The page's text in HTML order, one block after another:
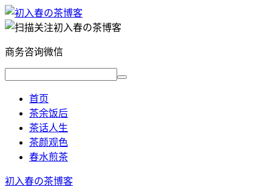
商务咨询微信
首页
茶余饭后
茶话人生
茶颜观色
春水煎茶
初入春の茶博客